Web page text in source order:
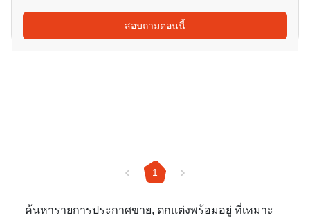
สอบถามตอนนี้
1
ค้นหารายการประกาศขาย, ตกแต่งพร้อมอยู่ ที่เหมาะ